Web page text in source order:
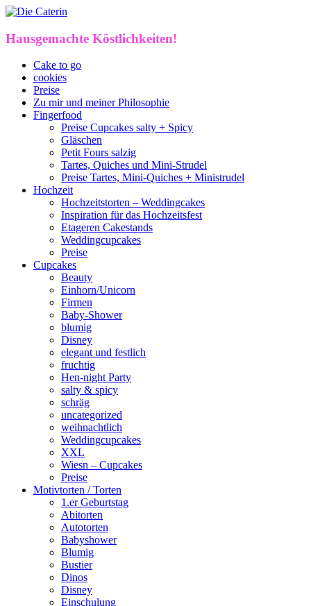
Hausgemachte Köstlichkeiten!
Cake to go
cookies
Preise
Zu mir und meiner Philosophie
Fingerfood
Preise Cupcakes salty + Spicy
Gläschen
Petit Fours salzig
Tartes, Quiches und Mini-Strudel
Preise Tartes, Mini-Quiches + Ministrudel
Hochzeit
Hochzeitstorten – Weddingcakes
Inspiration für das Hochzeitsfest
Etageren Cakestands
Weddingcupcakes
Preise
Cupcakes
Beauty
Einhorn/Unicorn
Firmen
Baby-Shower
blumig
Disney
elegant und festlich
fruchtig
Hen-night Party
salty & spicy
schräg
uncategorized
weihnachtlich
Weddingcupcakes
XXL
Wiesn – Cupcakes
Preise
Motivtorten / Torten
1.er Geburtstag
Abitorten
Autotorten
Babyshower
Blumig
Bustier
Dinos
Disney
Einschulung